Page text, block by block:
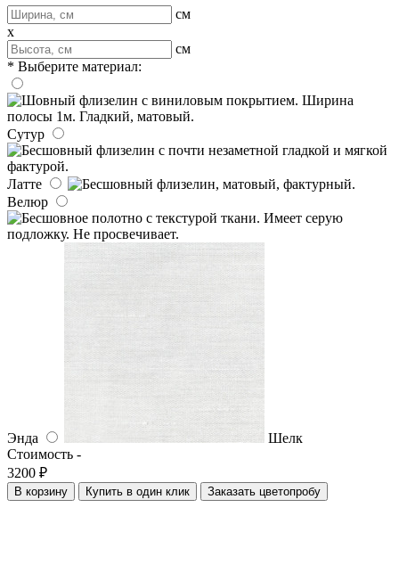
см
x
см
* Выберите материал:
Сутур
Латте
Велюр
Энда
Шелк
Стоимость -
3200 ₽
В корзину Купить в один клик Заказать цветопробу